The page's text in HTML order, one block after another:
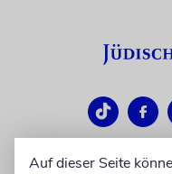
Auf dieser Seite